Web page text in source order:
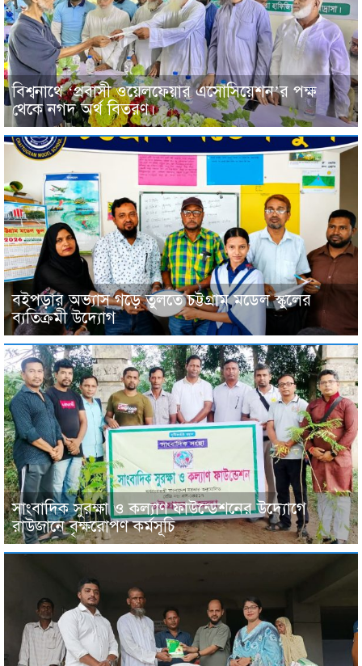
বিশ্বনাথে ‘প্রবাসী ওয়েলফেয়ার এসোসিয়েশন’র পক্ষ
থেকে নগদ অর্থ বিতরণ।
বইপড়ার অভ্যাস গড়ে তুলতে চট্টগ্রাম মডেল স্কুলের
ব্যতিক্রমী উদ্যোগ
সাংবাদিক সুরক্ষা ও কল্যাণ ফাউন্ডেশনের উদ্যোগে
রাউজানে বৃক্ষরোপণ কর্মসূচি